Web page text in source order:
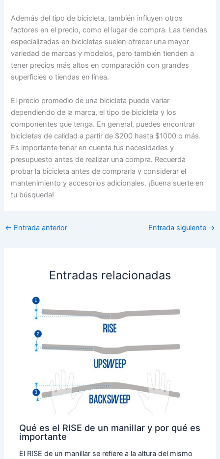
Además del tipo de bicicleta, también influyen otros
factores en el precio, como el lugar de compra. Las tiendas
especializadas en bicicletas suelen ofrecer una mayor
variedad de marcas y modelos, pero también tienden a
tener precios más altos en comparación con grandes
superficies o tiendas en línea.
El precio promedio de una bicicleta puede variar
dependiendo de la marca, el tipo de bicicleta y los
componentes que tenga. En general, puedes encontrar
bicicletas de calidad a partir de $200 hasta $1000 o más.
Es importante tener en cuenta tus necesidades y
presupuesto antes de realizar una compra. Recuerda
probar la bicicleta antes de comprarla y considerar el
mantenimiento y accesorios adicionales. ¡Buena suerte en
tu búsqueda!
← Entrada anterior Entrada siguiente →
Entradas relacionadas
Qué es el RISE de un manillar y por qué es
importante
El RISE de un manillar se refiere a la altura del mismo